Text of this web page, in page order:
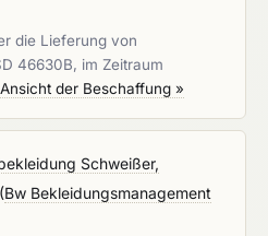
die Lieferung von
46630B, im Zeitraum
Ansicht der Beschaffung »
Schweißer,
(Bw Bekleidungsmanagement